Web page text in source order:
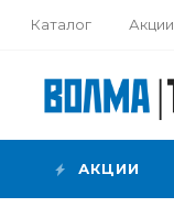
Каталог Акции
АКЦИИ